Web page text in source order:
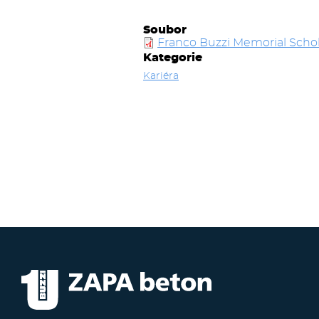
Soubor
Franco Buzzi Memorial
Kategorie
Kariéra